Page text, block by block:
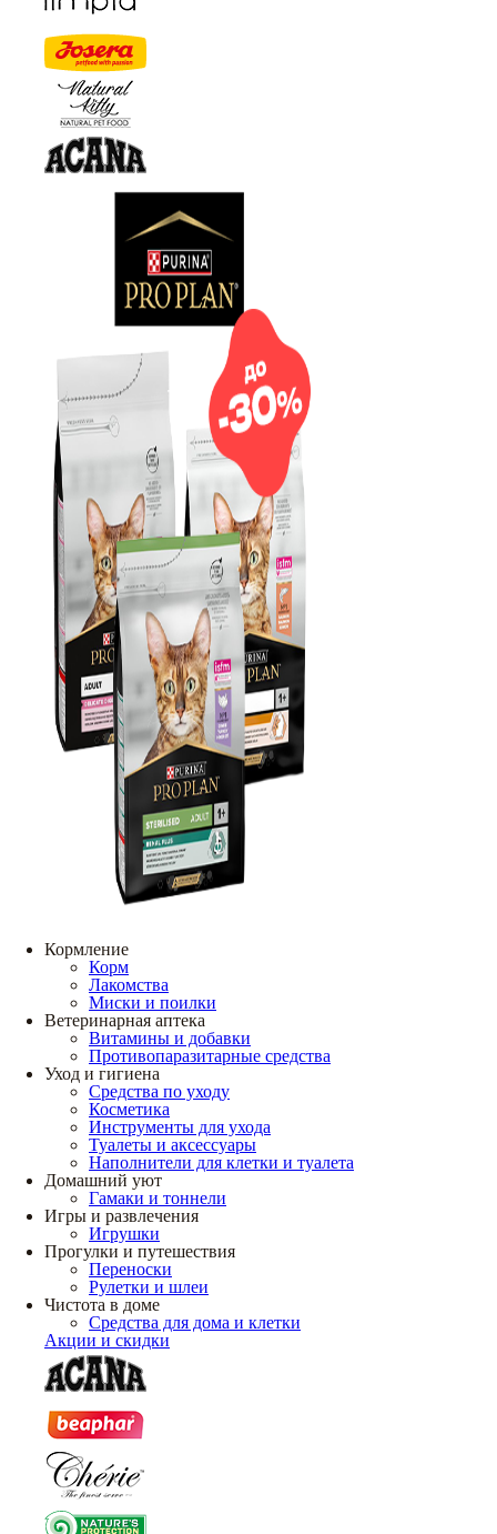
Кормление
Корм
Лакомства
Миски и поилки
Ветеринарная аптека
Витамины и добавки
Противопаразитарные средства
Уход и гигиена
Средства по уходу
Косметика
Инструменты для ухода
Туалеты и аксессуары
Наполнители для клетки и туалета
Домашний уют
Гамаки и тоннели
Игры и развлечения
Игрушки
Прогулки и путешествия
Переноски
Рулетки и шлеи
Чистота в доме
Средства для дома и клетки
Акции и скидки